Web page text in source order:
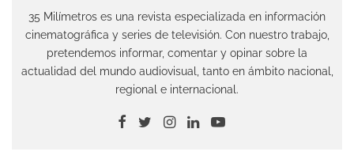
35 Milímetros es una revista especializada en información
cinematográfica y series de televisión. Con nuestro trabajo,
pretendemos informar, comentar y opinar sobre la
actualidad del mundo audiovisual, tanto en ámbito nacional,
regional e internacional.